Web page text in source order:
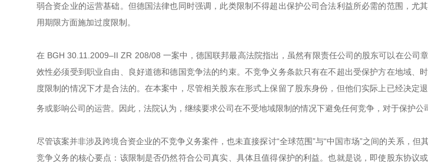
弱合资企业的运营基础。但德国法律也同时强调，此类限制不得超出保护公司合法利益所必需的范围，尤
用期限方面施加过度限制。
在 BGH 30.11.2009–II ZR 208/08 一案中，德国联邦最高法院指出，虽然有限责任公司的股东可以在公司
效性必须受到职业自由、良好道德和德国竞争法的约束。不竞争义务条款只有在不超出受保护方在地域、
度限制的情况下才是合法的。在本案中，尽管相关股东在形式上保留了股东身份，但他们实际上已经决定
务或影响公司的运营。因此，法院认为，继续要求公司在不受地域限制的情况下避免任何竞争，对于保护公
尽管该案并非涉及跨境合资企业的不竞争义务案件，也未直接探讨“全球范围”与“中国市场”之间的关系，但
竞争义务的核心要点：该限制是否仍然符合公司真实、具体且值得保护的利益。也就是说，即使股东协议